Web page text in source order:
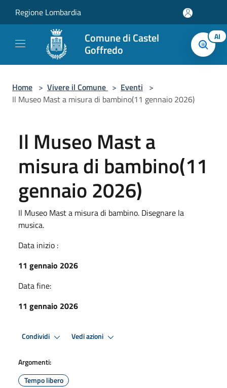
Regione Lombardia
Comune di Castel
Goffredo
AI
Home > Vivere il Comune > Eventi >
Il Museo Mast a misura di bambino(11 gennaio 2026)
Il Museo Mast a
misura di bambino(11
gennaio 2026)
Il Museo Mast a misura di bambino. Disegnare la
musica.
Data inizio :
11 gennaio 2026
Data fine:
11 gennaio 2026
Condividi Vedi azioni
Argomenti:
Tempo libero